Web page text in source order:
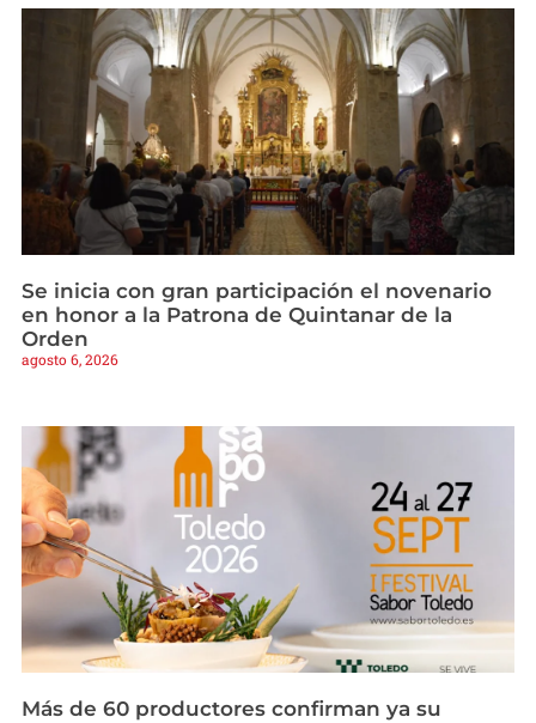
Se inicia con gran participación el novenario
en honor a la Patrona de Quintanar de la
Orden
agosto 6, 2026
Más de 60 productores confirman ya su